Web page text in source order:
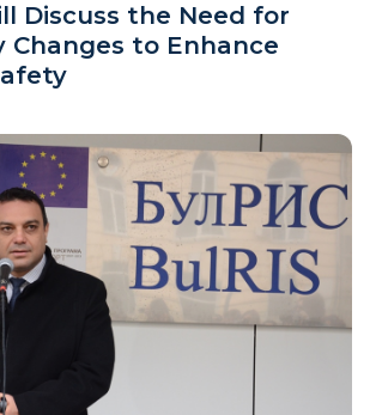
Discuss the Need for
Changes to Enhance